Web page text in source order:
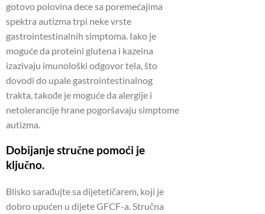
gotovo polovina dece sa poremećajima
spektra autizma trpi neke vrste
gastrointestinalnih simptoma. Iako je
moguće da proteini glutena i kazeina
izazivaju imunološki odgovor tela, što
dovodi do upale gastrointestinalnog
trakta, takođe je moguće da alergije i
netolerancije hrane pogoršavaju simptome
autizma.
Dobijanje stručne pomoći je
ključno.
Blisko sarađujte sa dijetetičarem, koji je
dobro upućen u dijete GFCF-a. Stručna